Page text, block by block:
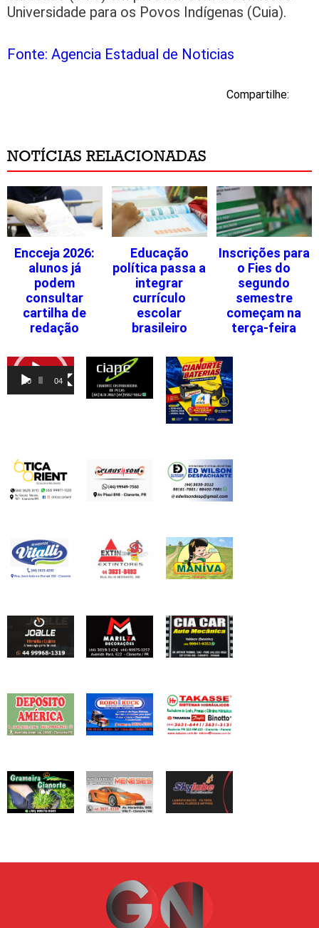
Universidade para os Povos Indígenas (Cuia).
Fonte: Agencia Estadual de Noticias
Compartilhe:
NOTÍCIAS RELACIONADAS
Encceja 2026:
alunos já
podem
consultar
cartilha de
redação
Educação
política passa a
integrar
currículo
escolar
brasileiro
Inscrições para
o Fies do
segundo
semestre
começam na
terça-feira
Tocador
00:00 04:46